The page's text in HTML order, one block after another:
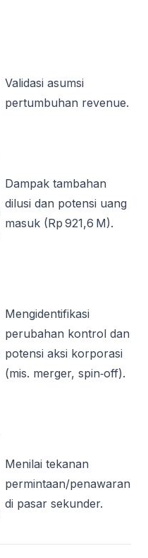
Validasi asumsi
pertumbuhan revenue.
Dampak tambahan
dilusi dan potensi uang
masuk (Rp 921,6 M).
Mengidentifikasi
perubahan kontrol dan
potensi aksi korporasi
(mis. merger, spin‑off).
Menilai tekanan
permintaan/penawaran
di pasar sekunder.